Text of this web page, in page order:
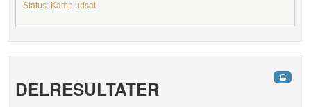
Status: Kamp udsat
DELRESULTATER